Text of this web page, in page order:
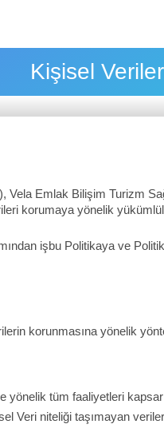
Kişisel
Vela Emlak Bilişim Turizm
korumaya yönelik
işbu Politikaya ve
korunmasına yönelik
tüm faaliyetleri
Veri niteliği taşımayan